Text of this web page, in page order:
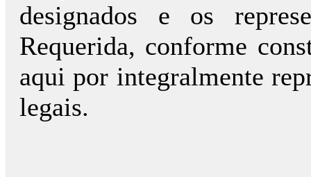
designados e os
Requerida, conforme
aqui por integralmente
legais.